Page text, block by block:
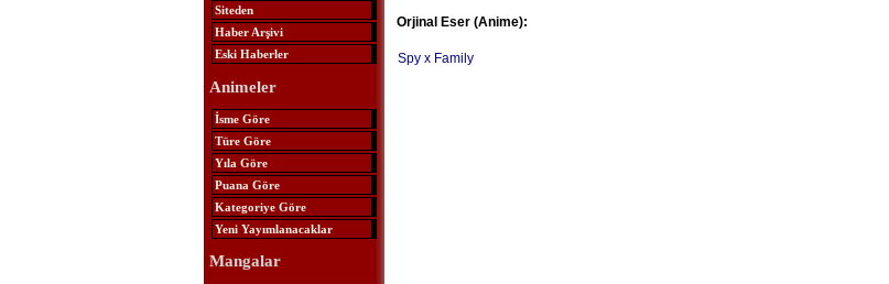
Siteden
Haber Arşivi
Eski Haberler
Animeler
İsme Göre
Türe Göre
Yıla Göre
Puana Göre
Kategoriye Göre
Yeni Yayımlanacaklar
Mangalar
Orjinal Eser (Anime):
Spy x Family